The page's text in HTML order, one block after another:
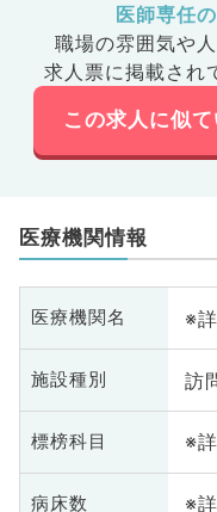
医師専任
職場の雰囲気や人
求人票に掲載され
この求人に似
医療機関情報
医療機関名 ※
施設種別 訪
標榜科目 ※
病床数 ※